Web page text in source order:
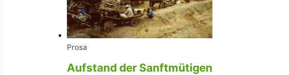
Prosa
Aufstand der Sanftmütigen